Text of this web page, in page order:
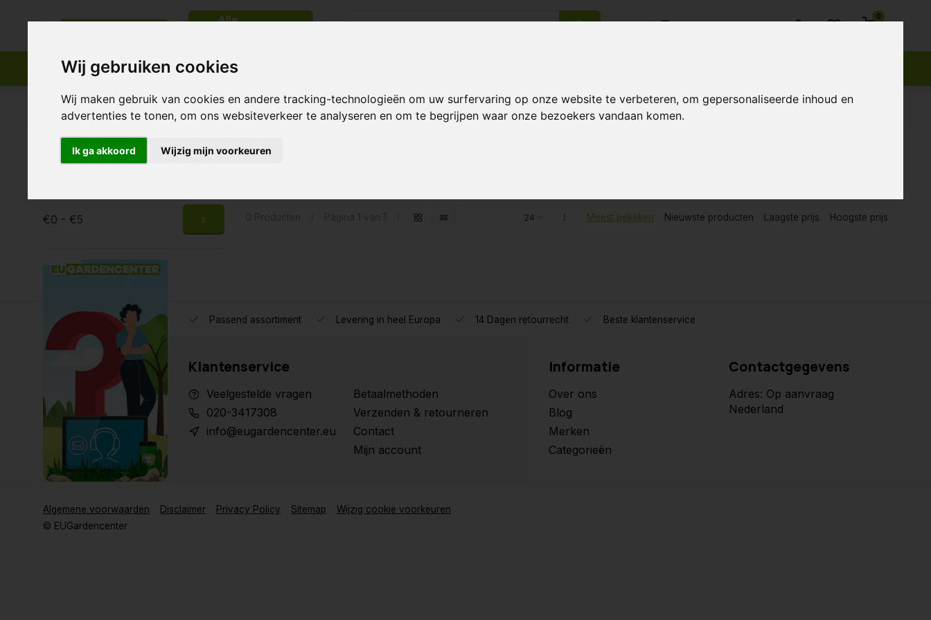
Wij gebruiken cookies
Wij maken gebruik van cookies en andere tracking-technologieën om uw surfervaring op onze website te verbeteren, om gepersonaliseerde inhoud en
advertenties te tonen, om ons websiteverkeer te analyseren en om te begrijpen waar onze bezoekers vandaan komen.
Ik ga akkoord Wijzig mijn voorkeuren
Alle
Klantenservice
0
Passend assortiment Levering in heel Europa 14 Dagen retourrecht Beste klantenservice
Home Tags KIND
Prijs
€0 - €5 Meest bekeken Nieuwste producten Laagste prijs Hoogste prijs
Passend assortiment Levering in heel Europa 14 Dagen retourrecht Beste klantenservice
Klantenservice
Veelgestelde vragen
020-3417308
info@eugardencenter.eu
Betaalmethoden
Verzenden & retourneren
Contact
Mijn account
Informatie
Over ons
Blog
Merken
Categorieën
Contactgegevens
Adres: Op aanvraag
Nederland
Algemene voorwaarden Disclaimer Privacy Policy Sitemap
Wijzig cookie voorkeuren
© EUGardencenter